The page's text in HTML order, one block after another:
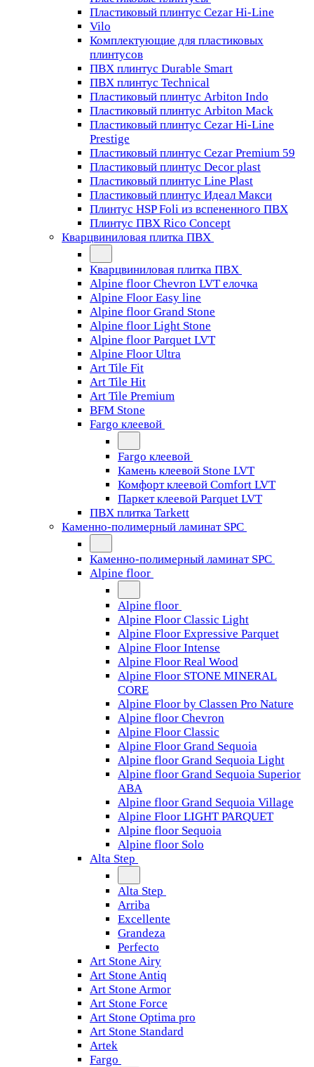
Пластиковый плинтус Cezar Hi-Line
Vilo
Комплектующие для пластиковых
плинтусов
ПВХ плинтус Durable Smart
ПВХ плинтус Technical
Пластиковый плинтус Arbiton Indo
Пластиковый плинтус Arbiton Mack
Пластиковый плинтус Cezar Hi-Line
Prestige
Пластиковый плинтус Cezar Premium 59
Пластиковый плинтус Decor plast
Пластиковый плинтус Line Plast
Пластиковый плинтус Идеал Макси
Плинтус HSP Foli из вспененного ПВХ
Плинтус ПВХ Rico Concept
Кварцвиниловая плитка ПВХ
Кварцвиниловая плитка ПВХ
Alpine floor Chevron LVT елочка
Alpine Floor Easy line
Alpine floor Grand Stone
Alpine floor Light Stone
Alpine floor Parquet LVT
Alpine Floor Ultra
Art Tile Fit
Art Tile Hit
Art Tile Premium
BFM Stone
Fargo клеевой
Fargo клеевой
Камень клеевой Stone LVT
Комфорт клеевой Comfort LVT
Паркет клеевой Parquet LVT
ПВХ плитка Tarkett
Каменно-полимерный ламинат SPC
Каменно-полимерный ламинат SPC
Alpine floor
Alpine floor
Alpine Floor Classic Light
Alpine Floor Expressive Parquet
Alpine Floor Intense
Alpine Floor Real Wood
Alpine Floor STONE MINERAL
CORE
Alpine Floor by Classen Pro Nature
Alpine floor Chevron
Alpine Floor Classic
Alpine Floor Grand Sequoia
Alpine floor Grand Sequoia Light
Alpine floor Grand Sequoia Superior
ABA
Alpine floor Grand Sequoia Village
Alpine Floor LIGHT PARQUET
Alpine floor Sequoia
Alpine floor Solo
Alta Step
Alta Step
Arriba
Excellente
Grandeza
Perfecto
Art Stone Airy
Art Stone Antiq
Art Stone Armor
Art Stone Force
Art Stone Optima pro
Art Stone Standard
Artek
Fargo